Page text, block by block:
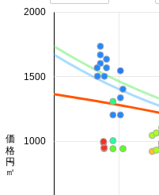
1000
1500
2000
価格 円/㎡